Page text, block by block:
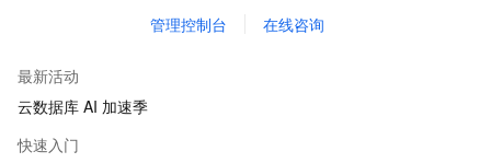
管理控制台 在线咨询
最新活动
云数据库 AI 加速季
快速入门